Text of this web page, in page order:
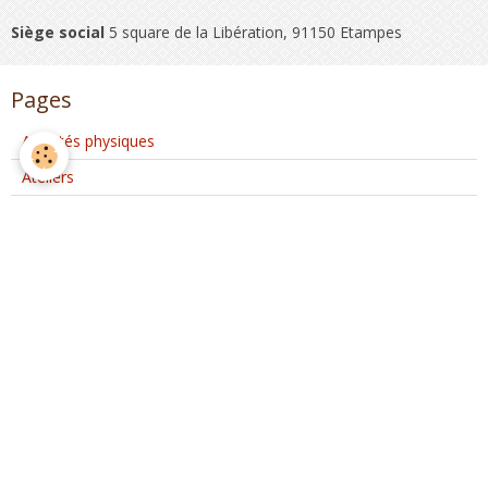
Siège social5 square de la Libération, 91150 Etampes
Pages
Activités physiques
Ateliers